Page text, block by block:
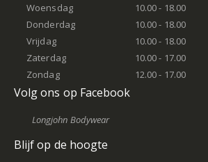
Woensdag
10.00 - 18.00
Donderdag
10.00 - 18.00
Vrijdag
10.00 - 18.00
Zaterdag
10.00 - 17.00
Zondag
12.00 - 17.00
Volg ons op Facebook
Longjohn Bodywear
Blijf op de hoogte